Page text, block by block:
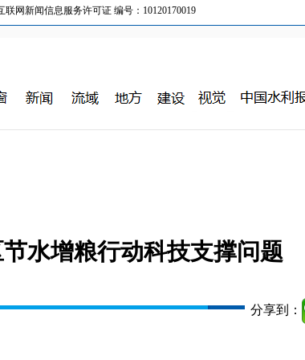
网新闻信息服务许可证 编号：10120170019
水增粮行动科技支撑问题
分享到：